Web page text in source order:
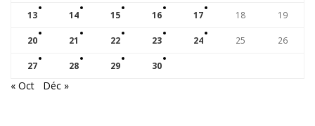
13 14 15 16 17 18 19
20 21 22 23 24 25 26
27 28 29 30
« Oct Déc »